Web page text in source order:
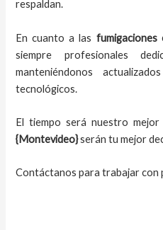
respaldan.
En cuanto a las fumigaciones
siempre profesionales
manteniéndonos
tecnológicos.
El tiempo será nuestro mejor
{Montevideo}serán tu mejor
Contáctanos para trabajar con